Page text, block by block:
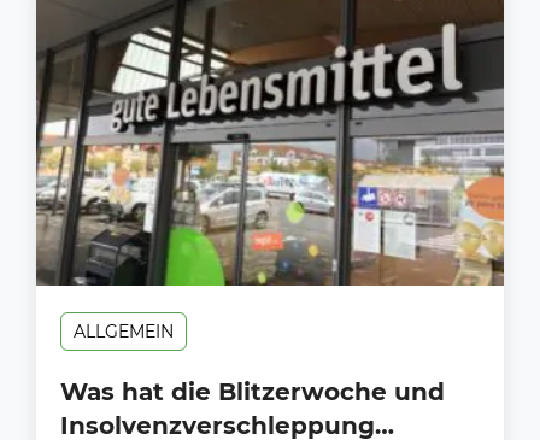
ALLGEMEIN
Was hat die Blitzerwoche und
Insolvenzverschleppung